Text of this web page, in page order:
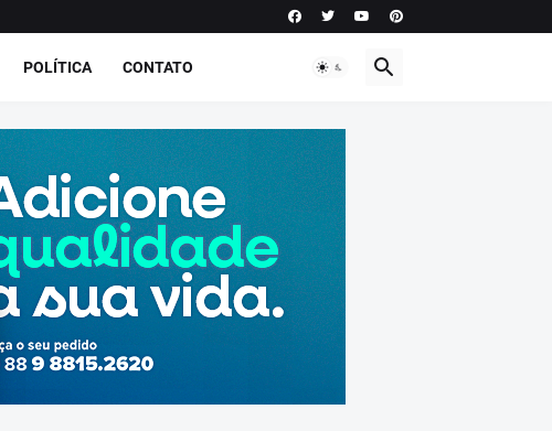
POLÍTICA CONTATO